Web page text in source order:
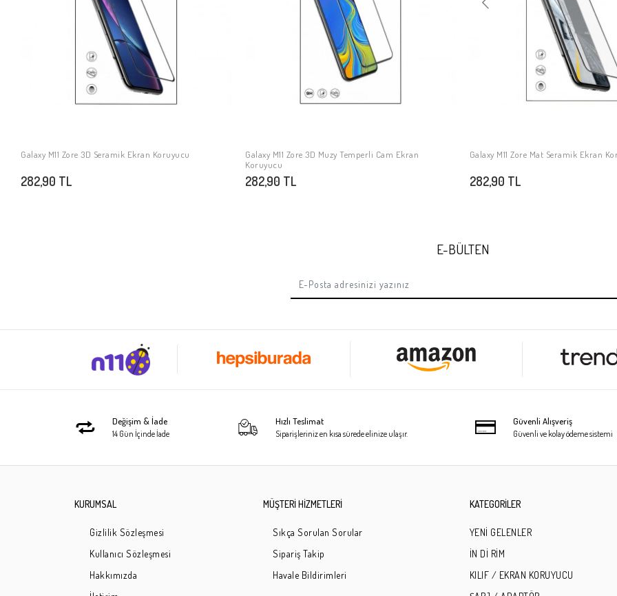
SEPETE EKLE
Galaxy M11 Zore 3D Seramik Ekran Koruyucu
282,90 TL
SEPETE EKLE
Galaxy M11 Zore 3D Muzy Temperli Cam Ekran
Koruyucu
282,90 TL
SEPETE EKLE
Galaxy M11 Zore Mat Seramik Ekran
282,90 TL
E-BÜLTEN
Değişim & İade
14 Gün İçinde İade
Hızlı Teslimat
Siparişleriniz en kısa sürede elinize ulaşır.
Güvenli Alışveriş
Güvenli ve kolay ödeme sistemi
KURUMSAL
Gizlilik Sözleşmesi
Kullanıcı Sözleşmesi
Hakkımızda
MÜŞTERİ HİZMETLERİ
Sıkça Sorulan Sorular
Sipariş Takip
Havale Bildirimleri
KATEGORİLER
YENİ GELENLER
İN Dİ RİM
KILIF / EKRAN KORUYUCU